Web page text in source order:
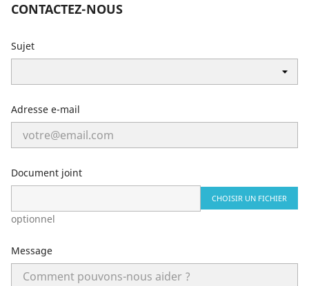
CONTACTEZ-NOUS
Sujet
Adresse e-mail
Document joint
CHOISIR UN FICHIER
optionnel
Message